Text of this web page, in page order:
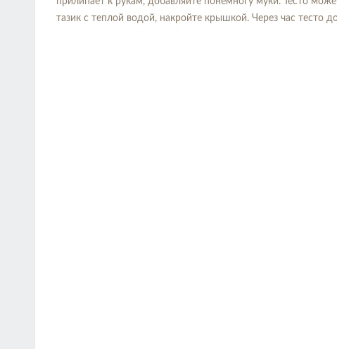
тазик с теплой водой, накройте крышкой. Через час тесто